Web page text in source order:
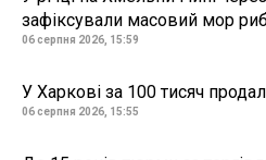
зафіксували масовий мор
06 серпня 2026, 15:59
У Харкові за 100 тисяч
06 серпня 2026, 15:55